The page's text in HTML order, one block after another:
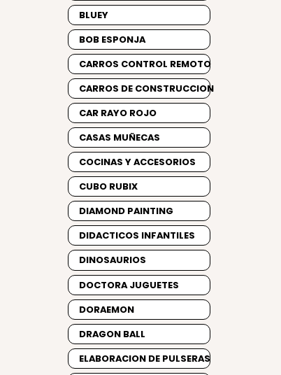
BLUEY
BOB ESPONJA
CARROS CONTROL REMOTO
CARROS DE CONSTRUCCION
CAR RAYO ROJO
CASAS MUÑECAS
COCINAS Y ACCESORIOS
CUBO RUBIX
DIAMOND PAINTING
DIDACTICOS INFANTILES
DINOSAURIOS
DOCTORA JUGUETES
DORAEMON
DRAGON BALL
ELABORACION DE PULSERAS